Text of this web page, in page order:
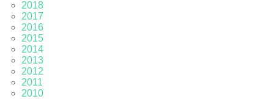
2018
2017
2016
2015
2014
2013
2012
2011
2010